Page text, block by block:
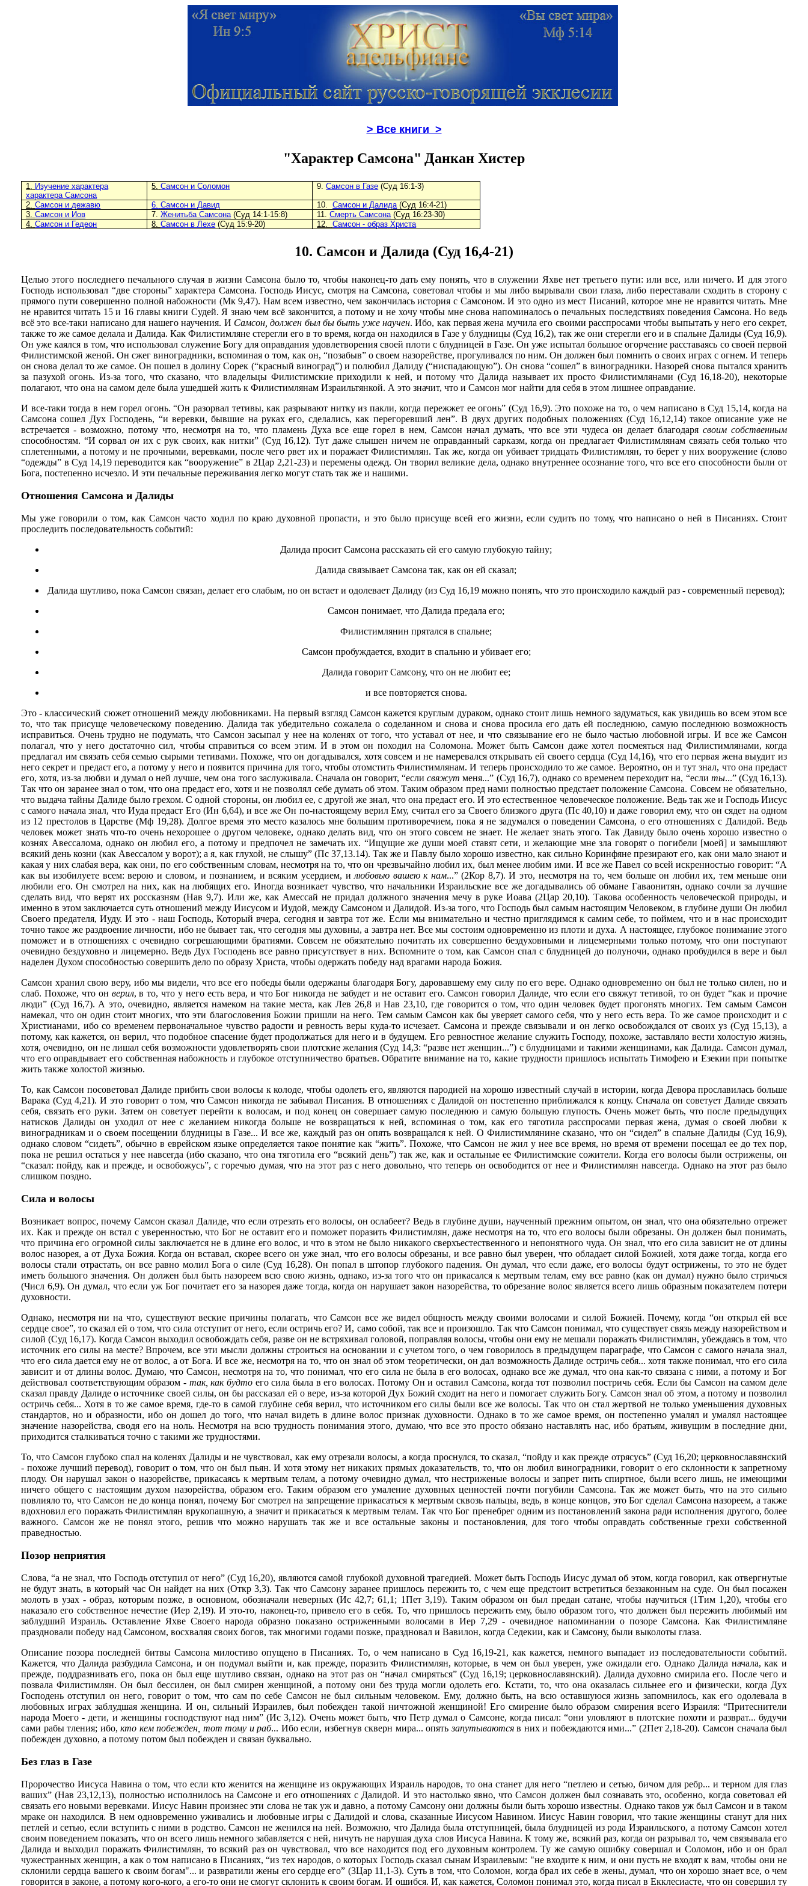
> Все книги >
"Характер Самсона" Данкан Хистер
1. Изучение характера
характера Самсона
5. Самсон и Соломон 9. Самсон в Газе (Суд 16:1-3)
2. Самсон и дежавю 6. Самсон и Давид 10. Самсон и Далида (Суд 16:4-21)
3. Самсон и Иов 7. Женитьба Самсона (Суд 14:1-15:8) 11.Смерть Самсона (Суд 16:23-30)
4. Самсон и Гедеон 8.Самсон в Лехе (Суд 15:9-20) 12. Самсон - образ Христа
10. Самсон и Далида (Суд 16,4-21)
Целью этого последнего печального случая в жизни Самсона было то, чтобы наконец-то дать ему понять, что в служении Яхве нет третьего пути: или все, или ничего. И для этого
Господь использовал “две стороны” характера Самсона. Господь Иисус, смотря на Самсона, советовал чтобы и мы либо вырывали свои глаза, либо переставали сходить в сторону с
прямого пути совершенно полной набожности (Мк 9,47). Нам всем известно, чем закончилась история с Самсоном. И это одно из мест Писаний, которое мне не нравится читать. Мне
не нравится читать 15 и 16 главы книги Судей. Я знаю чем всё закончится, а потому и не хочу чтобы мне снова напоминалось о печальных последствиях поведения Самсона. Но ведь
всё это все-таки написано для нашего научения. И Самсон, должен был бы быть уже научен. Ибо, как первая жена мучила его своими расспросами чтобы выпытать у него его секрет,
также то же самое делала и Далида. Как Филистимляне стерегли его в то время, когда он находился в Газе у блудницы (Суд 16,2), так же они стерегли его и в спальне Далиды (Суд 16,9).
Он уже каялся в том, что использовал служение Богу для оправдания удовлетворения своей плоти с блудницей в Газе. Он уже испытал большое огорчение расставаясь со своей первой
Филистимской женой. Он сжег виноградники, вспоминая о том, как он, “позабыв” о своем назорействе, прогуливался по ним. Он должен был помнить о своих играх с огнем. И теперь
он снова делал то же самое. Он пошел в долину Сорек (“красный виноград”) и полюбил Далиду (“ниспадающую”). Он снова “сошел” в виноградники. Назорей снова пытался хранить
за пазухой огонь. Из-за того, что сказано, что владельцы Филистимские приходили к ней, и потому что Далида называет их просто Филистимлянами (Суд 16,18-20), некоторые
полагают, что она на самом деле была ушедшей жить к Филистимлянам Израильтянкой. А это значит, что и Самсон мог найти для себя в этом лишнее оправдание.
И все-таки тогда в нем горел огонь. “Он разорвал тетивы, как разрывают нитку из пакли, когда пережжет ее огонь” (Суд 16,9). Это похоже на то, о чем написано в Суд 15,14, когда на
Самсона сошел Дух Господень, “и веревки, бывшие на руках его, сделались, как перегоревший лен”. В двух других подобных положениях (Суд 16,12,14) такое описание уже не
встречается - возможно, потому что, несмотря на то, что пламень Духа все еще горел в нем, Самсон начал думать, что все эти чудеса он делает благодаря своим собственным
способностям. “И сорвал оних с рук своих, как нитки” (Суд 16,12). Тут даже слышен ничем не оправданный сарказм, когда он предлагает Филистимлянам связать себя только что
сплетенными, а потому и не прочными, веревками, после чего рвет их и поражает Филистимлян. Так же, когда он убивает тридцать Филистимлян, то берет у них вооружение (слово
“одежды” в Суд 14,19 переводится как “вооружение” в 2Цар 2,21-23) и перемены одежд. Он творил великие дела, однако внутреннее осознание того, что все его способности были от
Бога, постепенно исчезло. И эти печальные переживания легко могут стать так же и нашими.
Отношения Самсона и Далиды
Мы уже говорили о том, как Самсон часто ходил по краю духовной пропасти, и это было присуще всей его жизни, если судить по тому, что написано о ней в Писаниях. Стоит
проследить последовательность событий:
Далида просит Самсона рассказать ей его самую глубокую тайну;
Далида связывает Самсона так, как он ей сказал;
Далида шутливо, пока Самсон связан, делает его слабым, но он встает и одолевает Далиду (из Суд 16,19 можно понять, что это происходило каждый раз - современный перевод);
Самсон понимает, что Далида предала его;
Филистимлянин прятался в спальне;
Самсон пробуждается, входит в спальню и убивает его;
Далида говорит Самсону, что он не любит ее;
и все повторяется снова.
Это - классический сюжет отношений между любовниками. На первый взгляд Самсон кажется круглым дураком, однако стоит лишь немного задуматься, как увидишь во всем этом все
то, что так присуще человеческому поведению. Далида так убедительно сожалела о соделанном и снова и снова просила его дать ей последнюю, самую последнюю возможность
исправиться. Очень трудно не подумать, что Самсон засыпал у нее на коленях от того, что уставал от нее, и что связывание его не было частью любовной игры. И все же Самсон
полагал, что у него достаточно сил, чтобы справиться со всем этим. И в этом он походил на Соломона. Может быть Самсон даже хотел посмеяться над Филистимлянами, когда
предлагал им связать себя семью сырыми тетивами. Похоже, что он догадывался, хотя совсем и не намеревался открывать ей своего сердца (Суд 14,16), что его первая жена выудит из
него секрет и предаст его, а потому у него и появится причина для того, чтобы отомстить Филистимлянам. И теперь происходило то же самое. Вероятно, он и тут знал, что она предаст
его, хотя, из-за любви и думал о ней лучше, чем она того заслуживала. Сначала он говорит, “еслисвяжут меня...” (Суд 16,7), однако со временем переходит на, “если ты...” (Суд 16,13).
Так что он заранее знал о том, что она предаст его, хотя и не позволял себе думать об этом. Таким образом пред нами полностью предстает положение Самсона. Совсем не обязательно,
что выдача тайны Далиде было грехом. С одной стороны, он любил ее, с другой же знал, что она предаст его. И это естественное человеческое положение. Ведь так же и Господь Иисус
с самого начала знал, что Иуда предаст Его (Ин 6,64), и все же Он по-настоящему верил Ему, считал его за Своего близкого друга (Пс 40,10) и даже говорил ему, что он сядет на одном
из 12 престолов в Царстве (Мф 19,28). Долгое время это место казалось мне большим противоречием, пока я не задумался о поведении Самсона, о его отношениях с Далидой. Ведь
человек может знать что-то очень нехорошее о другом человеке, однако делать вид, что он этого совсем не знает. Не желает знать этого. Так Давиду было очень хорошо известно о
кознях Авессалома, однако он любил его, а потому и предпочел не замечать их. “Ищущие же души моей ставят сети, и желающие мне зла говорят о погибели [моей] и замышляют
всякий день козни (как Авессалом у ворот); а я, как глухой, не слышу” (Пс 37,13.14). Так же и Павлу было хорошо известно, как сильно Коринфяне презирают его, как они мало знают и
какая у них слабая вера, как они, по его собственным словам, несмотря на то, что он чрезвычайно любил их, был менее любим ими. И все же Павел со всей искренностью говорит: “А
как вы изобилуете всем: верою и словом, и познанием, и всяким усердием, илюбовью вашею к нам...” (2Кор 8,7). И это, несмотря на то, чем больше он любил их, тем меньше они
любили его. Он смотрел на них, как на любящих его. Иногда возникает чувство, что начальники Израильские все же догадывались об обмане Гаваонитян, однако сочли за лучшие
сделать вид, что верят их россказням (Нав 9,7). Или же, как Амессай не придал должного значения мечу в руке Иоава (2Цар 20,10). Такова особенность человеческой природы, и
именно в этом заключается суть отношений между Иисусом и Иудой, между Самсоном и Далидой. Из-за того, что Господь был самым настоящим Человеком, в глубине души Он любил
Своего предателя, Иуду. И это - наш Господь, Который вчера, сегодня и завтра тот же. Если мы внимательно и честно приглядимся к самим себе, то поймем, что и в нас происходит
точно такое же раздвоение личности, ибо не бывает так, что сегодня мы духовны, а завтра нет. Все мы состоим одновременно из плоти и духа. А настоящее, глубокое понимание этого
поможет и в отношениях с очевидно согрешающими братиями. Совсем не обязательно почитать их совершенно бездуховными и лицемерными только потому, что они поступают
очевидно бездуховно и лицемерно. Ведь Дух Господень все равно присутствует в них. Вспомните о том, как Самсон спал с блудницей до полуночи, однако пробудился в вере и был
наделен Духом способностью совершить дело по образу Христа, чтобы одержать победу над врагами народа Божия.
Самсон хранил свою веру, ибо мы видели, что все его победы были одержаны благодаря Богу, даровавшему ему силу по его вере. Однако одновременно он был не только силен, но и
слаб. Похоже, что он верил, в то, что у него есть вера, и что Бог никогда не забудет и не оставит его. Самсон говорил Далиде, что если его свяжут тетивой, то он будет “как и прочие
люди” (Суд 16,7). А это, очевидно, является намеком на такие места, как Лев 26,8 и Нав 23,10, где говорится о том, что один человек будет прогонять многих. Тем самым Самсон
намекал, что он один стоит многих, что эти благословения Божии пришли на него. Тем самым Самсон как бы уверяет самого себя, что у него есть вера. То же самое происходит и с
Христианами, ибо со временем первоначальное чувство радости и ревность веры куда-то исчезает. Самсона и прежде связывали и он легко освобождался от своих уз (Суд 15,13), а
потому, как кажется, он верил, что подобное спасение будет продолжаться для него и в будущем. Его ревностное желание служить Господу, похоже, заставляло вести холостую жизнь,
хотя, очевидно, он не лишал себя возможности удовлетворять свои плотские желания (Суд 14,3: “разве нет женщин...”) с блудницами и такими женщинами, как Далида. Самсон думал,
что его оправдывает его собственная набожность и глубокое отступничество братьев. Обратите внимание на то, какие трудности пришлось испытать Тимофею и Езекии при попытке
жить также холостой жизнью.
То, как Самсон посоветовал Далиде прибить свои волосы к колоде, чтобы одолеть его, являются пародией на хорошо известный случай в истории, когда Девора прославилась больше
Варака (Суд 4,21). И это говорит о том, что Самсон никогда не забывал Писания. В отношениях с Далидой он постепенно приближался к концу. Сначала он советует Далиде связать
себя, связать его руки. Затем он советует перейти к волосам, и под конец он совершает самую последнюю и самую большую глупость. Очень может быть, что после предыдущих
натисков Далиды он уходил от нее с желанием никогда больше не возвращаться к ней, вспоминая о том, как его тяготила расспросами первая жена, думая о своей любви к
виноградникам и о своем посещении блудницы в Газе... И все же, каждый раз он опять возвращался к ней. О Филистимлянине сказано, что он “сидел” в спальне Далиды (Суд 16,9),
однако словом “сидеть”, обычно в еврейском языке определяется такое понятие как “жить”. Похоже, что Самсон не жил у нее все время, но время от времени посещал ее до тех пор,
пока не решил остаться у нее навсегда (ибо сказано, что она тяготила его “всякий день”) так же, как и остальные ее Филистимские сожители. Когда его волосы были острижены, он
“сказал: пойду, как и прежде, и освобожусь”, с горечью думая, что на этот раз с него довольно, что теперь он освободится от нее и Филистимлян навсегда. Однако на этот раз было
слишком поздно.
Сила и волосы
Возникает вопрос, почему Самсон сказал Далиде, что если отрезать его волосы, он ослабеет? Ведь в глубине души, наученный прежним опытом, он знал, что она обязательно отрежет
их. Как и прежде он встал с уверенностью, что Бог не оставит его и поможет поразить Филистимлян, даже несмотря на то, что его волосы были обрезаны. Он должен был понимать,
что причина его огромной силы заключается не в длине его волос, и что в этом не было никакого сверхъестественного и непонятного чуда. Он знал, что его сила зависит не от длины
волос назорея, а от Духа Божия. Когда он вставал, скорее всего он уже знал, что его волосы обрезаны, и все равно был уверен, что обладает силой Божией, хотя даже тогда, когда его
волосы стали отрастать, он все равно молил Бога о силе (Суд 16,28). Он попал в штопор глубокого падения. Он думал, что если даже, его волосы будут острижены, то это не будет
иметь большого значения. Он должен был быть назореем всю свою жизнь, однако, из-за того что он прикасался к мертвым телам, ему все равно (как он думал) нужно было стричься
(Числ 6,9). Он думал, что если уж Бог почитает его за назорея даже тогда, когда он нарушает закон назорейства, то обрезание волос является всего лишь образным показателем потери
духовности.
Однако, несмотря ни на что, существуют веские причины полагать, что Самсон все же видел общность между своими волосами и силой Божией. Почему, когда “он открыл ей все
сердце свое”, то сказал ей о том, что сила отступит от него, если остричь его? И, само собой, так все и произошло. Так что Самсон понимал, что существует связь между назорейством и
силой (Суд 16,17). Когда Самсон выходил освобождать себя, разве он не встряхивал головой, поправляя волосы, чтобы они ему не мешали поражать Филистимлян, убеждаясь в том, что
источник его силы на месте? Впрочем, все эти мысли должны строиться на основании и с учетом того, о чем говорилось в предыдущем параграфе, что Самсон с самого начала знал,
что его сила дается ему не от волос, а от Бога. И все же, несмотря на то, что он знал об этом теоретически, он дал возможность Далиде остричь себя... хотя также понимал, что его сила
зависит и от длины волос. Думаю, что Самсон, несмотря на то, что понимал, что его сила не была в его волосах, однако все же думал, что она как-то связана с ними, а потому и Бог
действовал соответствующим образом - так, как будто его сила была в его волосах. Потому Он и оставил Самсона, когда тот позволил постричь себя. Если бы Самсон на самом деле
сказал правду Далиде о источнике своей силы, он бы рассказал ей о вере, из-за которой Дух Божий сходит на него и помогает служить Богу. Самсон знал об этом, а потому и позволил
остричь себя... Хотя в то же самое время, где-то в самой глубине себя верил, что источником его силы были все же волосы. Так что он стал жертвой не только уменьшения духовных
стандартов, но и образности, ибо он дошел до того, что начал видеть в длине волос признак духовности. Однако в то же самое время, он постепенно умалял и умалял настоящее
значение назорейства, сводя его на ноль. Несмотря на всю трудность понимания этого, думаю, что все это просто обязано наставлять нас, ибо братьям, живущим в последние дни,
приходится сталкиваться точно с такими же трудностями.
То, что Самсон глубоко спал на коленях Далиды и не чувствовал, как ему отрезали волосы, а когда проснулся, то сказал, “пойду и как прежде отрясусь” (Суд 16,20; церковнославянский
- похоже лучший перевод), говорит о том, что он был пьян. И хотя этому нет никаких прямых доказательств, то, что он любил виноградники, говорит о его склонности к запретному
плоду. Он нарушал закон о назорействе, прикасаясь к мертвым телам, а потому очевидно думал, что нестриженые волосы и запрет пить спиртное, были всего лишь, не имеющими
ничего общего с настоящим духом назорейства, образом его. Таким образом его умаление духовных ценностей почти погубили Самсона. Так же может быть, что на это сильно
повлияло то, что Самсон не до конца понял, почему Бог смотрел на запрещение прикасаться к мертвым сквозь пальцы, ведь, в конце концов, это Бог сделал Самсона назореем, а также
вдохновил его поражать Филистимлян врукопашную, а значит и прикасаться к мертвым телам. Так что Бог пренебрег одним из постановлений закона ради исполнения другого, более
важного. Самсон же не понял этого, решив что можно нарушать так же и все остальные законы и постановления, для того чтобы оправдать собственные грехи собственной
праведностью.
Позор неприятия
Слова, “а не знал, что Господь отступил от него” (Суд 16,20), являются самой глубокой духовной трагедией. Может быть Господь Иисус думал об этом, когда говорил, как отвергнутые
не будут знать, в который час Он найдет на них (Откр 3,3). Так что Самсону заранее пришлось пережить то, с чем еще предстоит встретиться беззаконным на суде. Он был посажен
молоть в узах - образ, которым позже, в основном, обозначали неверных (Ис 42,7; 61,1; 1Пет 3,19). Таким образом он был предан сатане, чтобы научиться (1Тим 1,20), чтобы его
наказало его собственное нечестие (Иер 2,19). И это-то, наконец-то, привело его в себя. То, что пришлось пережить ему, было образом того, что должен был пережить любимый им
заблудший Израиль. Оставление Яхве Своего народа образно показано остриженными волосами в Иер 7,29 - очевидное напоминании о позоре Самсона. Как Филистимляне
праздновали победу над Самсоном, восхваляя своих богов, так многими годами позже, праздновал и Вавилон, когда Седекии, как и Самсону, были выколоты глаза.
Описание позора последней битвы Самсона милостиво опущено в Писаниях. То, о чем написано в Суд 16,19-21, как кажется, немного выпадает из последовательности событий.
Кажется, что Далида разбудила Самсона, и он подумал выйти и, как прежде, поразить Филистимлян, которые, в чем он был уверен, уже ожидали его. Однако Далида начала, как и
прежде, поддразнивать его, пока он был еще шутливо связан, однако на этот раз он “начал смиряться” (Суд 16,19; церковнославянский). Далида духовно смирила его. После чего и
позвала Филистимлян. Он был бессилен, он был смирен женщиной, а потому они без труда могли одолеть его. Кстати, то, что она оказалась сильнее его и физически, когда Дух
Господень отступил он него, говорит о том, что сам по себе Самсон не был сильным человеком. Ему, должно быть, на всю оставшуюся жизнь запомнилось, как его одолевала в
любовных играх заблудшая женщина. И он, сильный Израилев, был побежден такой ничтожной женщиной! Его смирение было образом смирения всего Израиля: “Притеснители
народа Моего - дети, и женщины господствуют над ним” (Ис 3,12). Очень может быть, что Петр думал о Самсоне, когда писал: “они уловляют в плотские похоти и разврат... будучи
сами рабы тления; ибо,кто кем побежден, тот тому и раб... Ибо если, избегнув скверн мира... опятьзапутываютсяв них и побеждаются ими...” (2Пет 2,18-20). Самсон сначала был
побежден духовно, а потому потом был побежден и связан буквально.
Без глаз в Газе
Пророчество Иисуса Навина о том, что если кто женится на женщине из окружающих Израиль народов, то она станет для него “петлею и сетью, бичом для ребр... и терном для глаз
ваших” (Нав 23,12,13), полностью исполнилось на Самсоне и его отношениях с Далидой. И это настолько явно, что Самсон должен был сознавать это, особенно, когда советовал ей
связать его новыми веревками. Иисус Навин произнес эти слова не так уж и давно, а потому Самсону они должны были быть хорошо известны. Однако таков уж был Самсон и в таком
мраке он находился. В нем одновременно уживались и любовные игры с Далидой и слова, сказанные Иисусом Навином. Иисус Навин говорил, что такие женщины станут для них
петлей и сетью, если вступить с ними в родство. Самсон не женился на ней. Возможно, что Далида была отступницей, была блудницей из рода Израильского, а потому Самсон хотел
своим поведением показать, что он всего лишь немного забавляется с ней, ничуть не нарушая духа слов Иисуса Навина. К тому же, всякий раз, когда он разрывал то, чем связывала его
Далида и выходил поражать Филистимлян, то всякий раз он чувствовал, что все находится под его духовным контролем. Ту же самую ошибку совершал и Соломон, ибо и он брал
чужестранных женщин, а как о том написано в Писаниях, “из тех народов, о которых Господь сказал сынам Израилевым: "не входите к ним, и они пусть не входят к вам, чтобы они не
склонили сердца вашего к своим богам"... и развратили жены его сердце его” (3Цар 11,1-3). Суть в том, что Соломон, когда брал их себе в жены, думал, что он хорошо знает все, о чем
говорится в законе, а потому кого-кого, а его-то они не смогут склонить к своим богам. И ошибся. И, как кажется, Соломон понимал это, когда писал в Екклесиасте, что он совершил ту